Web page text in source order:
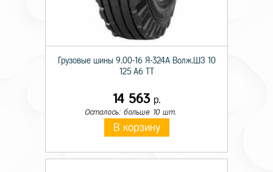
Грузовые шины 9.00-16 Я-324А Волж.ШЗ 10
125 A6 TT
14 563р.
Осталось: больше 10 шт.
В корзину